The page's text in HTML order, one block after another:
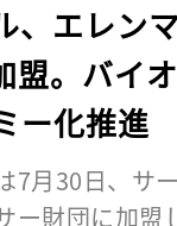
、エレン
盟。バイ
ー化推進
月30日、サ
ー財団に加盟